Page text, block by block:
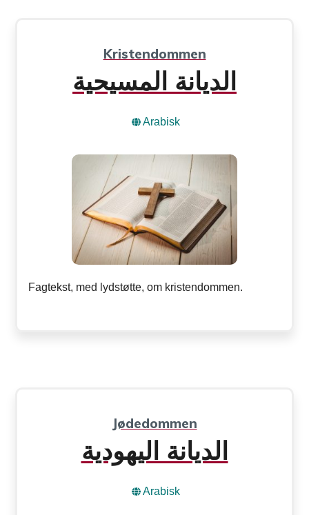
Kristendommen
الديانة المسيحية
Arabisk
Fagtekst, med lydstøtte, om kristendommen.
Jødedommen
الديانة اليهودية
Arabisk